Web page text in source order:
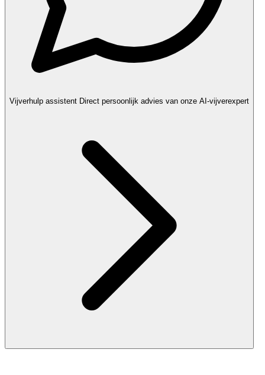
Vijverhulp assistent Direct persoonlijk advies van onze AI-vijverexpert